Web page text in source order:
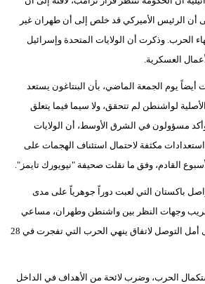
أن الرئيس الأميركي قد خلص إلى أن طهران غير
الحرب. وذكرت أن الولايات المتحدة وإسرائيل
العسكرية.
أيضاً يوم الجمعة الماضي، بأن البنتاغون يستعد
لواشنطن لم تتحقق، ولا سيما فيما يتعلق
وأكد مسؤولون في الشرق الأوسط، أن الولايات
مكثفة لاحتمال استئناف الهجمات على
القادم، وفق ما نقلت صحيفة "نيويورك تايمز".
باكستان التي لعبت دوراً جوهرياً على مدى
وجهات النظر بين واشنطن وطهران، مساعي
الوساطة بين الجانبين، على أمل التوصل لاتفاق ينهي الحرب التي تفجرت في 28
الحرب، وضرب لائحة من الأهداف في الداخل